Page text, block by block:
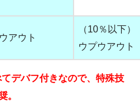
アウト
（10％以下）
ウプウアウト
デバフ付きなので、特殊技
。